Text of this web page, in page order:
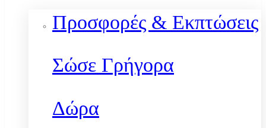
Προσφορές & Εκπτώσεις
Σώσε Γρήγορα
Δώρα